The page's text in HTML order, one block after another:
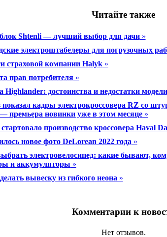
Читайте также
Shtenli — лучший выбор для дачи»
электроштабелеры для погрузочных
страховой компании Halyk»
прав потребителя»
Highlander: достоинства и недостатки модели
показал кадры электрокроссовера RZ со
премьера новинки уже в этом месяце»
производство кроссовера Haval
новое фото DeLorean 2022 года »
электровелосипед: какие бывают,
и аккумуляторы »
вывеску из гибкого неона »
Комментарии к
Нет отзывов.